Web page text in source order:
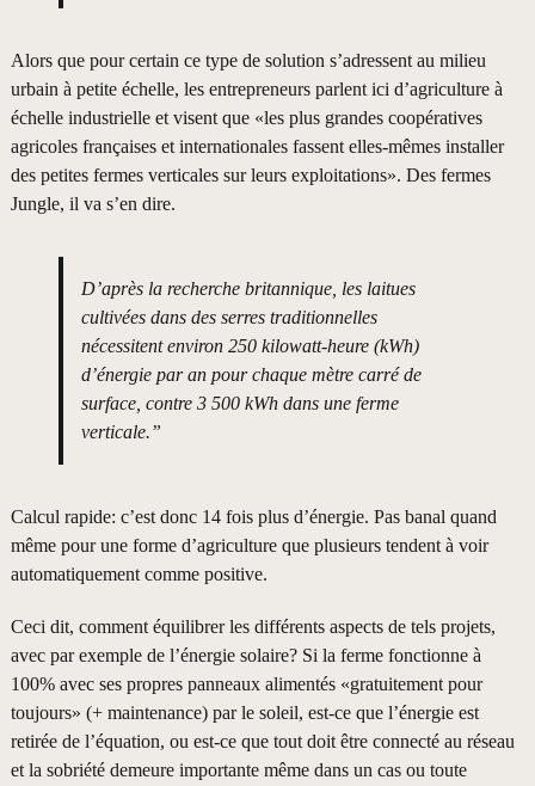
Alors que pour certain ce type de solution s’adressent au milieu
urbain à petite échelle, les entrepreneurs parlent ici d’agriculture à
échelle industrielle et visent que «les plus grandes coopératives
agricoles françaises et internationales fassent elles-mêmes installer
des petites fermes verticales sur leurs exploitations». Des fermes
Jungle, il va s’en dire.
D’après la recherche britannique, les laitues
cultivées dans des serres traditionnelles
nécessitent environ 250 kilowatt-heure (kWh)
d’énergie par an pour chaque mètre carré de
surface, contre 3 500 kWh dans une ferme
verticale.”
Calcul rapide: c’est donc 14 fois plus d’énergie. Pas banal quand
même pour une forme d’agriculture que plusieurs tendent à voir
automatiquement comme positive.
Ceci dit, comment équilibrer les différents aspects de tels projets,
avec par exemple de l’énergie solaire? Si la ferme fonctionne à
100% avec ses propres panneaux alimentés «gratuitement pour
toujours» (+ maintenance) par le soleil, est-ce que l’énergie est
retirée de l’équation, ou est-ce que tout doit être connecté au réseau
et la sobriété demeure importante même dans un cas ou toute